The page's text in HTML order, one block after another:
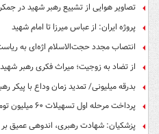
تصاویر هوایی از تشییع رهبر شهید در
پروژه ایران: از عباس میرزا تا امام شهید
انتصاب مجدد حجت‌الاسلام اژه‌ای به
از تضاد به زوجیت؛ میراث فکری رهبر شهید
بدرقه میلیونی/ تمدید زمان وداع با پیکر
پرداخت مرحله اول تسهیلات ۶۰ میلیون تومانی بازنشستگان تامین اجتماعی
پزشکیان: شهادت رهبری، اندوهی عمیق بر